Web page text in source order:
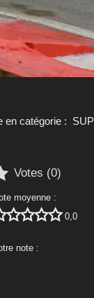
catégorie :
Votes (0)
moyenne :
 0,0
note :